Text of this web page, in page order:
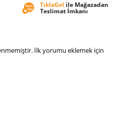
TıklaGel ile Mağazadan
Teslimat İmkanı
İlk yorumu eklemek için